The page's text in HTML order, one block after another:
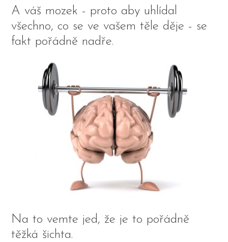
A váš mozek - proto aby uhlídal
všechno, co se ve vašem těle děje - se
fakt pořádně nadře.
Na to vemte jed, že je to pořádně
těžká šichta.